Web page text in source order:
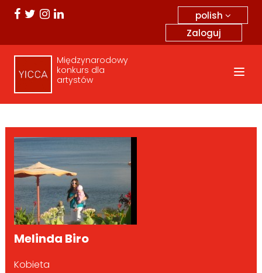
polish
Zaloguj
Międzynarodowy
konkurs dla
artystów
Melinda Biro
Kobieta